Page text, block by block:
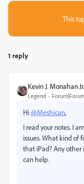
This
1 reply
Kevin J. Monahan Jr.
Legend
Hi@Meshican,
I read your notes. I
issues. What kind of
that iPad? Any
can help.